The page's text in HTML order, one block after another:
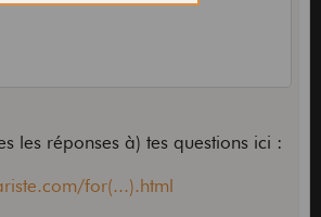
les réponses à) tes questions ici :
for(...).html